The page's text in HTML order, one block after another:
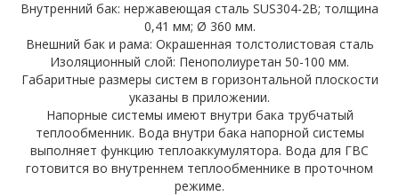
Внутренний бак: нержавеющая сталь SUS304-2B; толщина
0,41 мм; Ø 360 мм.
Внешний бак и рама: Окрашенная толстолистовая сталь
Изоляционный слой: Пенополиуретан 50-100 мм.
Габаритные размеры систем в горизонтальной плоскости
указаны в приложении.
Напорные системы имеют внутри бака трубчатый
теплообменник. Вода внутри бака напорной системы
выполняет функцию теплоаккумулятора. Вода для ГВС
готовится во внутреннем теплообменнике в проточном
режиме.